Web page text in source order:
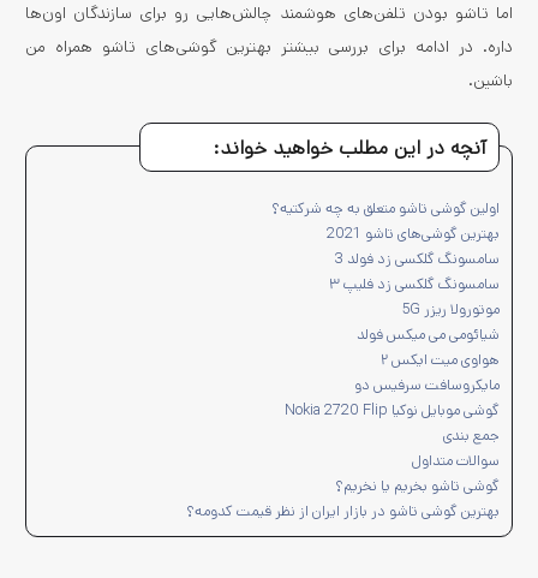
اما تاشو بودن تلفن‌های هوشمند چالش‌هایی رو برای سازندگان اون‌ها
داره. در ادامه برای بررسی بیشتر بهترین گوشی‌های تاشو همراه من
باشین.
آنچه در این مطلب خواهید خواند:
اولین گوشی تاشو متعلق به چه شرکتیه؟
بهترین گوشی‌های تاشو 2021
سامسونگ گلکسی زد فولد 3
سامسونگ گلکسی زد فلیپ ۳
موتورولا ریزر 5G
شیائومی می میکس فولد
هواوی میت ایکس ۲
مایکروسافت سرفیس دو
گوشی موبایل نوکیا Nokia 2720 Flip
جمع بندی
سوالات متداول
گوشی تاشو بخریم یا نخریم؟
بهترین گوشی تاشو در بازار ایران از نظر قیمت کدومه؟